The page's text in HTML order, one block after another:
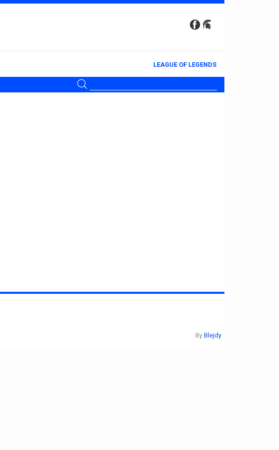
LEAGUE OF LEGENDS
By Blejdy